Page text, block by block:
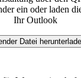
ein oder laden
Ihr Outlook
Datei